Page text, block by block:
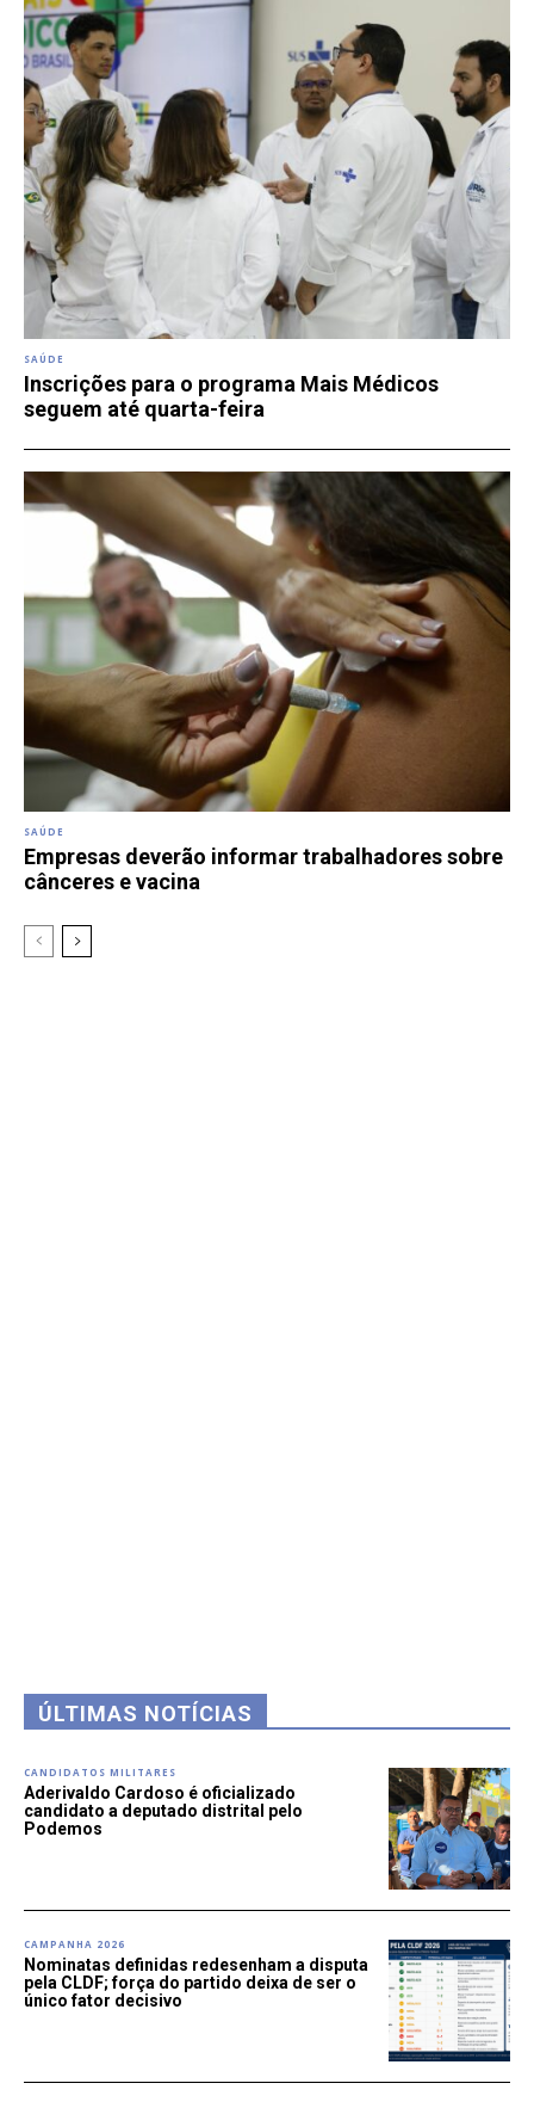
SAÚDE
Inscrições para o programa Mais Médicos
seguem até quarta-feira
SAÚDE
Empresas deverão informar trabalhadores sobre
cânceres e vacina
ÚLTIMAS NOTÍCIAS
CANDIDATOS MILITARES
Aderivaldo Cardoso é oficializado
candidato a deputado distrital pelo
Podemos
CAMPANHA 2026
Nominatas definidas redesenham a disputa
pela CLDF; força do partido deixa de ser o
único fator decisivo